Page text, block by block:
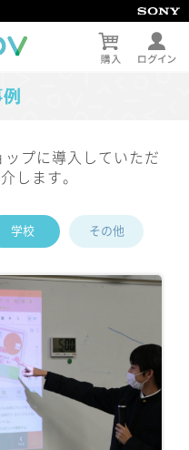
ップに導入していただ
します。
学校 その他